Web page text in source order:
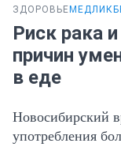
ЗДОРОВЬЕ
Риск рака
причин
в еде
Новосибирский
употребления